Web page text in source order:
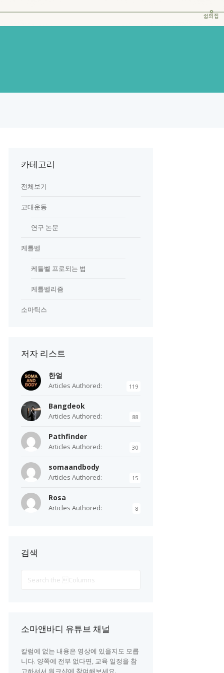
쉼의집
카테고리
전체보기
고대운동
연구 논문
케틀벨
케틀벨 프로되는 법
케틀벨리즘
소마틱스
저자 리스트
한얼
Articles Authored: 119
Bangdeok
Articles Authored: 88
Pathfinder
Articles Authored: 30
somaandbody
Articles Authored: 15
Rosa
Articles Authored: 8
검색
For
소마앤바디 유튜브 채널
칼럼에 없는 내용은 영상에 있을지도 모릅
니다. 양쪽에 전부 없다면, 교육 일정을 참
고하셔서 워크샵에 참여해보세요.